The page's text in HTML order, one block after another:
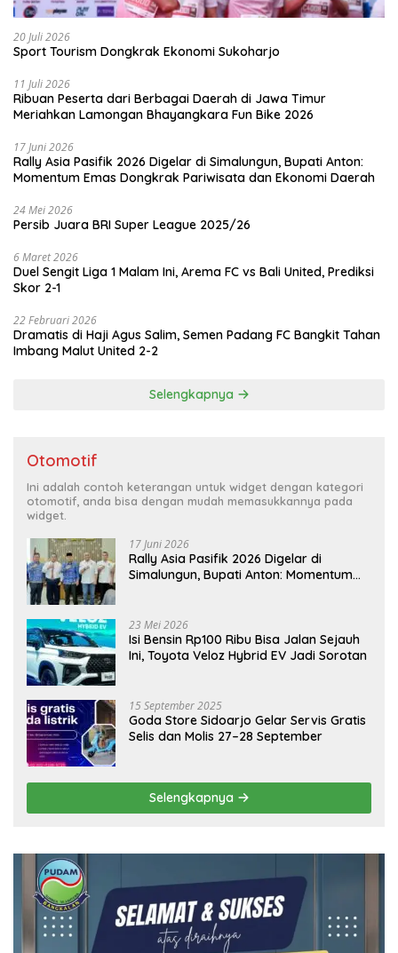
20 Juli 2026
Sport Tourism Dongkrak Ekonomi Sukoharjo
11 Juli 2026
Ribuan Peserta dari Berbagai Daerah di Jawa Timur
Meriahkan Lamongan Bhayangkara Fun Bike 2026
17 Juni 2026
Rally Asia Pasifik 2026 Digelar di Simalungun, Bupati Anton:
Momentum Emas Dongkrak Pariwisata dan Ekonomi Daerah
24 Mei 2026
Persib Juara BRI Super League 2025/26
6 Maret 2026
Duel Sengit Liga 1 Malam Ini, Arema FC vs Bali United, Prediksi
Skor 2-1
22 Februari 2026
Dramatis di Haji Agus Salim, Semen Padang FC Bangkit Tahan
Imbang Malut United 2-2
Selengkapnya
Otomotif
Ini adalah contoh keterangan untuk widget dengan kategori
otomotif, anda bisa dengan mudah memasukkannya pada
widget.
17 Juni 2026
Rally Asia Pasifik 2026 Digelar di
Simalungun, Bupati Anton: Momentum
23 Mei 2026
Isi Bensin Rp100 Ribu Bisa Jalan Sejauh
Ini, Toyota Veloz Hybrid EV Jadi Sorotan
15 September 2025
Goda Store Sidoarjo Gelar Servis Gratis
Selis dan Molis 27–28 September
Selengkapnya